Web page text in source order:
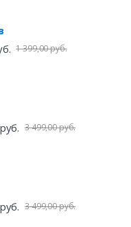
1 399,00 руб.
3 499,00 руб.
3 499,00 руб.